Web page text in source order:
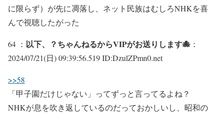
に限らず）が先に凋落し、ネット民族はむしろNHKを喜
んで視聴したがった
64 ： 以下、？ちゃんねるからVIPがお送りします🐙 ：
2024/07/21(日) 09:39:56.519 ID:DzulZPmn0.net
>>58
「甲子園だけじゃない」ってずっと言ってるよね？
NHKが息を吹き返しているのだっておかしいし、昭和の